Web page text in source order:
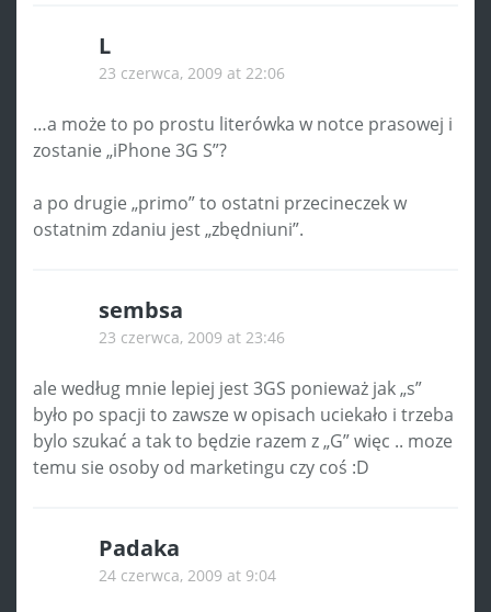
L
23 czerwca, 2009 at 22:06
…a może to po prostu literówka w notce prasowej i
zostanie „iPhone 3G S”?
a po drugie „primo” to ostatni przecineczek w
ostatnim zdaniu jest „zbędniuni”.
sembsa
23 czerwca, 2009 at 23:46
ale według mnie lepiej jest 3GS ponieważ jak „s”
było po spacji to zawsze w opisach uciekało i trzeba
bylo szukać a tak to będzie razem z „G” więc .. moze
temu sie osoby od marketingu czy coś :D
Padaka
24 czerwca, 2009 at 9:04